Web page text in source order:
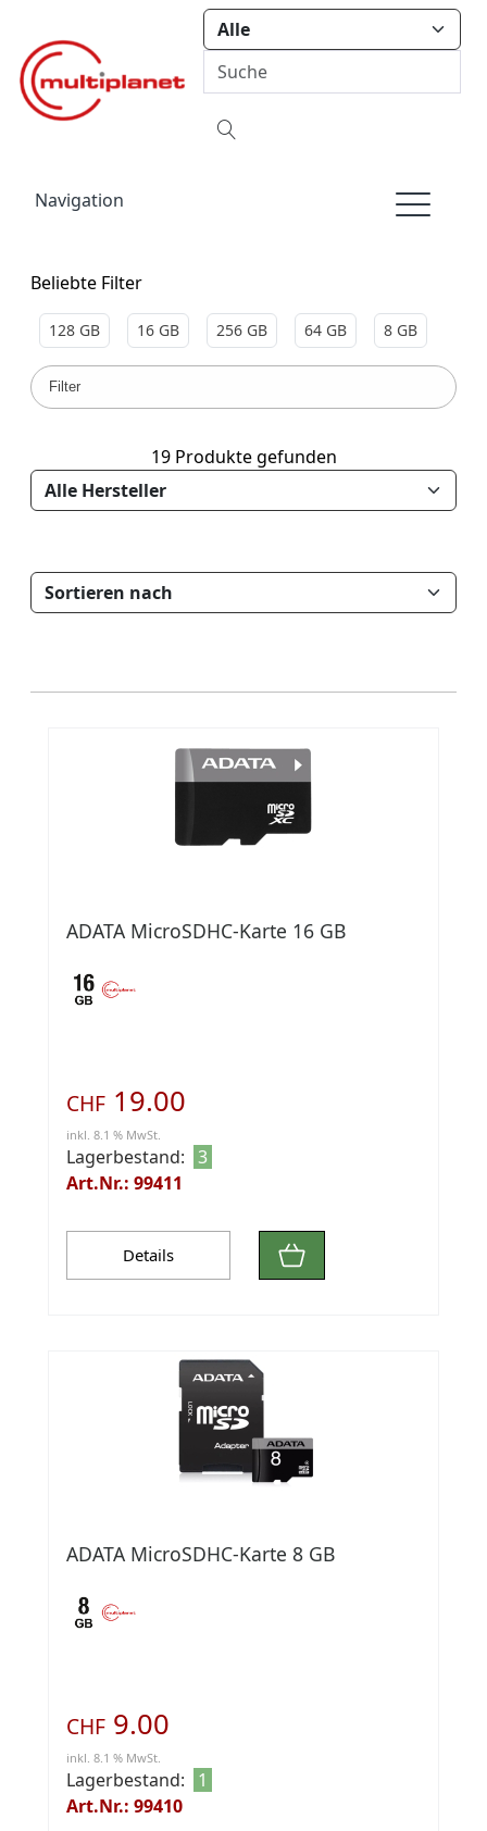
Navigation
Beliebte Filter
128 GB 16 GB 256 GB 64 GB 8 GB
Filter
19 Produkte gefunden
ADATA MicroSDHC-Karte 16 GB
CHF 19.00
inkl. 8.1 % MwSt.
Lagerbestand: 3
Art.Nr.: 99411
Details
ADATA MicroSDHC-Karte 8 GB
CHF 9.00
inkl. 8.1 % MwSt.
Lagerbestand:
1
Art.Nr.: 99410